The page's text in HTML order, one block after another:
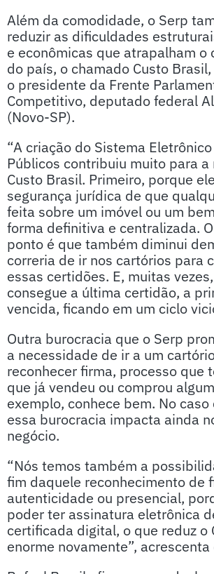
Além da comodidade, o Serp
reduzir as dificuldades
e econômicas que atrapalham o
do país, o chamado Custo
o presidente da Frente
Competitivo, deputado federal
(Novo-SP).
“A criação do Sistema
Públicos contribuiu muito para a
Custo Brasil. Primeiro, porque
segurança jurídica de que
feita sobre um imóvel ou um
forma definitiva e centralizada.
ponto é que também diminui
correria de ir nos cartórios para
essas certidões. E, muitas
consegue a última certidão, a
vencida, ficando em um ciclo
Outra burocracia que o Serp
a necessidade de ir a um
reconhecer firma, processo que
que já vendeu ou comprou
exemplo, conhece bem. No
essa burocracia impacta ainda
negócio.
“Nós temos também a
fim daquele reconhecimento de
autenticidade ou presencial,
poder ter assinatura eletrônica
certificada digital, o que reduz o
enorme novamente”,